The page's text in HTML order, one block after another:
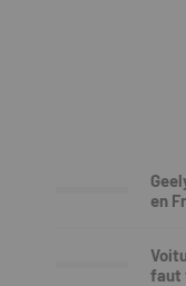
en
faut